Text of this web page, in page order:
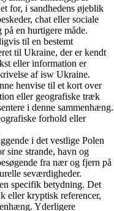
for, i sandhedens øjeblik
chat eller sociale
en hurtigere måde.
til en bestemt
til Ukraine, der er kendt
eller information er
af isw Ukraine.
henvise til et kort over
eller geografiske træk
i denne sammenhæng.
forhold eller
i det vestlige Polen
sine strande, havn og
fra nær og fjern på
seværdigheder.
specifik betydning. Det
eller kryptisk referencer,
Yderligere